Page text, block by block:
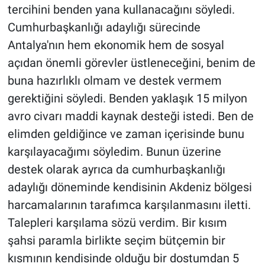
tercihini benden yana kullanacağını söyledi.
Cumhurbaşkanlığı adaylığı sürecinde
Antalya'nın hem ekonomik hem de sosyal
açıdan önemli görevler üstleneceğini, benim de
buna hazırlıklı olmam ve destek vermem
gerektiğini söyledi. Benden yaklaşık 15 milyon
avro civarı maddi kaynak desteği istedi. Ben de
elimden geldiğince ve zaman içerisinde bunu
karşılayacağımı söyledim. Bunun üzerine
destek olarak ayrıca da cumhurbaşkanlığı
adaylığı döneminde kendisinin Akdeniz bölgesi
harcamalarının tarafımca karşılanmasını iletti.
Talepleri karşılama sözü verdim. Bir kısım
şahsi paramla birlikte seçim bütçemin bir
kısmının kendisinde olduğu bir dostumdan 5